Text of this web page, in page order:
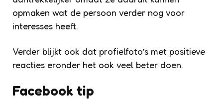
opmaken wat de persoon verder nog voor
interesses heeft.
Verder blijkt ook dat profielfoto’s met positieve
reacties eronder het ook veel beter doen.
Facebook tip